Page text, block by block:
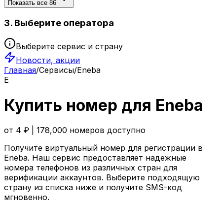
Показать все 86
3. Выберите оператора
Выберите сервис и страну
Новости, акции
Главная/Сервисы/Eneba
E
Купить номер для Eneba
от 4 ₽ | 178,000 номеров доступно
Получите виртуальный номер для регистрации в
Eneba. Наш сервис предоставляет надежные
номера телефонов из различных стран для
верификации аккаунтов. Выберите подходящую
страну из списка ниже и получите SMS-код
мгновенно.